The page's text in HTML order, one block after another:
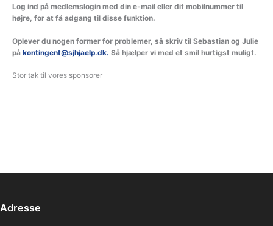
Log ind på medlemslogin med din e-mail eller dit mobilnummer til
højre, for at få adgang til disse funktion.
Oplever du nogen former for problemer, så skriv til Sebastian og Julie
på kontingent@sjhjaelp.dk. Så hjælper vi med et smil hurtigst muligt.
Stor tak til vores sponsorer
Adresse